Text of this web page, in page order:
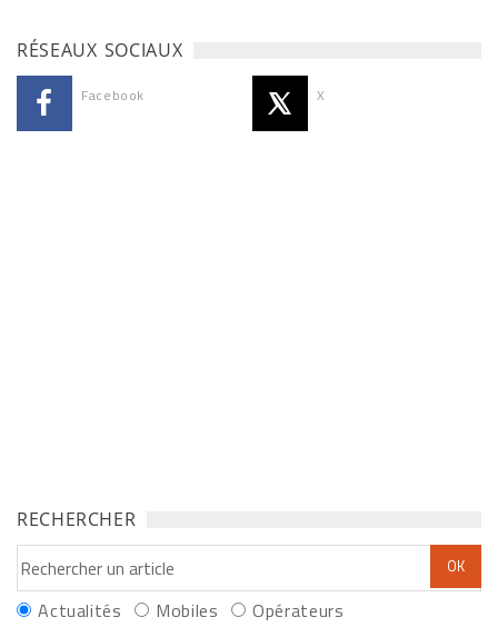
RÉSEAUX SOCIAUX
Facebook X
RECHERCHER
Actualités Mobiles Opérateurs